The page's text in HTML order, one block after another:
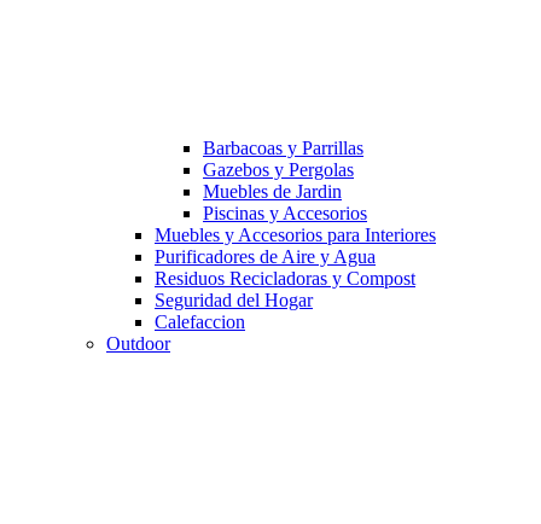
Barbacoas y Parrillas
Gazebos y Pergolas
Muebles de Jardin
Piscinas y Accesorios
Muebles y Accesorios para Interiores
Purificadores de Aire y Agua
Residuos Recicladoras y Compost
Seguridad del Hogar
Calefaccion
Outdoor